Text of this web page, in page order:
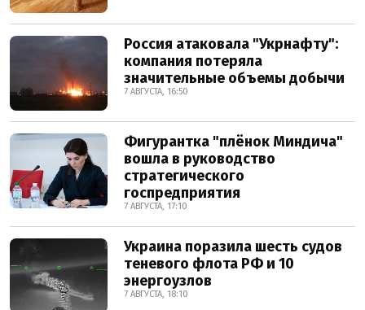
Россия атаковала "Укрнафту":
компания потеряла
значительные объемы добычи
7 АВГУСТА, 16:50
Фигурантка "плёнок Миндича"
вошла в руководство
стратегического
госпредприятия
7 АВГУСТА, 17:10
Украина поразила шесть судов
теневого флота РФ и 10
энергоузлов
7 АВГУСТА, 18:10